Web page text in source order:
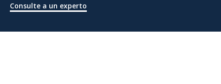
Consulte a un experto